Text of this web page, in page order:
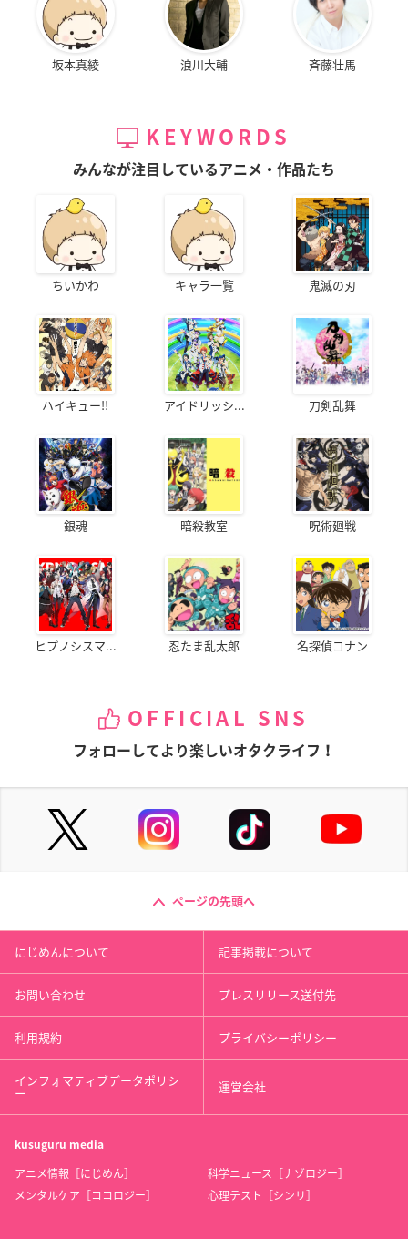
坂本真綾 浪川大輔 斉藤壮馬
KEYWORDS
みんなが注目しているアニメ・作品たち
ちいかわ キャラ一覧 鬼滅の刃
ハイキュー!! アイドリッシ... 刀剣乱舞
銀魂 暗殺教室 呪術廻戦
ヒプノシスマ... 忍たま乱太郎 名探偵コナン
OFFICIAL SNS
フォローしてより楽しいオタクライフ！
ページの先頭へ
にじめんについて 記事掲載について
お問い合わせ プレスリリース送付先
利用規約 プライバシーポリシー
インフォマティブデータポリシ
ー 運営会社
kusuguru media
アニメ情報［にじめん］
科学ニュース［ナゾロジー］
メンタルケア［ココロジー］
心理テスト［シンリ］